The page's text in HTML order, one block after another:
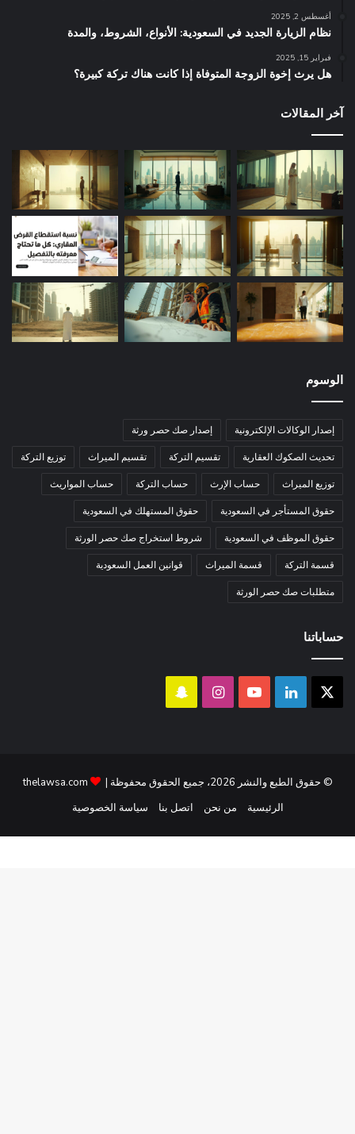
أغسطس 2, 2025
نظام الزيارة الجديد في السعودية: الأنواع، الشروط، والمدة
فبراير 15, 2025
هل يرث إخوة الزوجة المتوفاة إذا كانت هناك تركة كبيرة؟
آخر المقالات
الوسوم
إصدار الوكالات الإلكترونية إصدار صك حصر ورثة
تحديث الصكوك العقارية تقسيم التركة تقسيم الميراث توزيع التركة
توزيع الميراث حساب الإرث حساب التركة حساب المواريث
حقوق المستأجر في السعودية حقوق المستهلك في السعودية
حقوق الموظف في السعودية شروط استخراج صك حصر الورثة
قسمة التركة قسمة الميراث قوانين العمل السعودية
متطلبات صك حصر الورثة
حساباتنا
لينكدإن‫YouTubeانستقرامسناب
© حقوق الطبع والنشر 2026، جميع الحقوق محفوظة |
thelawsa.com
الرئيسية
من نحن اتصل بنا سياسة الخصوصية